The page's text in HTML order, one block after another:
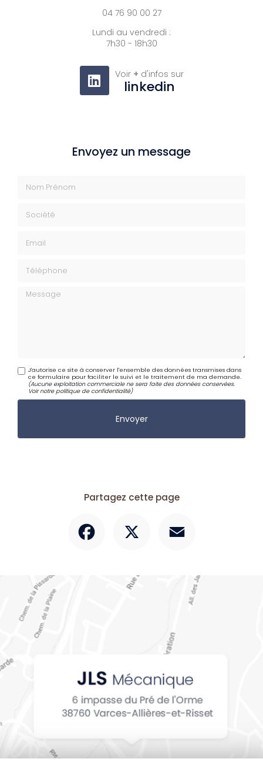
04 76 90 00 27
Lundi au vendredi :
7h30 - 18h30
Voir + d'infos sur
linkedin
Envoyez un message
Message
J'autorise ce site à conserver l'ensemble des données transmises dans
ce formulaire pour faciliter le suivi et le traitement de ma demande.
(Aucune exploitation commerciale ne sera faite des données conservées.
Voir notrepolitique de confidentialité)
Partagez cette page